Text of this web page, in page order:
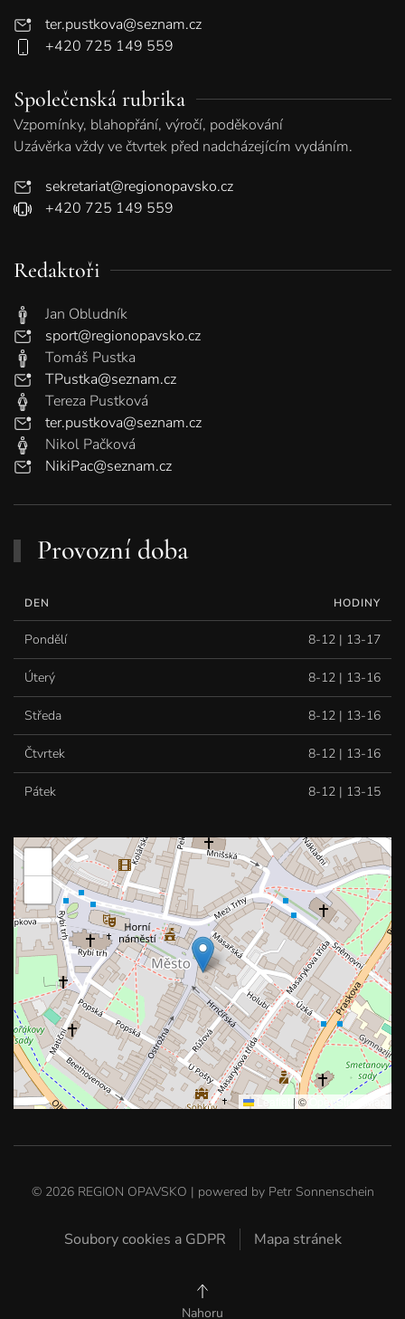
ter.pustkova@seznam.cz
+420 725 149 559
Společenská rubrika
Vzpomínky, blahopřání, výročí, poděkování
Uzávěrka vždy ve čtvrtek před nadcházejícím vydáním.
sekretariat@regionopavsko.cz
+420 725 149 559
Redaktoři
Jan Obludník
sport@regionopavsko.cz
Tomáš Pustka
TPustka@seznam.cz
Tereza Pustková
ter.pustkova@seznam.cz
Nikol Pačková
NikiPac@seznam.cz
Provozní doba
DEN HODINY
Pondělí 8-12 | 13-17
Úterý 8-12 | 13-16
Středa 8-12 | 13-16
Čtvrtek 8-12 | 13-16
Pátek 8-12 | 13-15
Leaflet | © OpenStreetMap
© 2026REGION OPAVSKO | powered by Petr Sonnenschein
Soubory cookies a GDPR Mapa stránek
Nahoru